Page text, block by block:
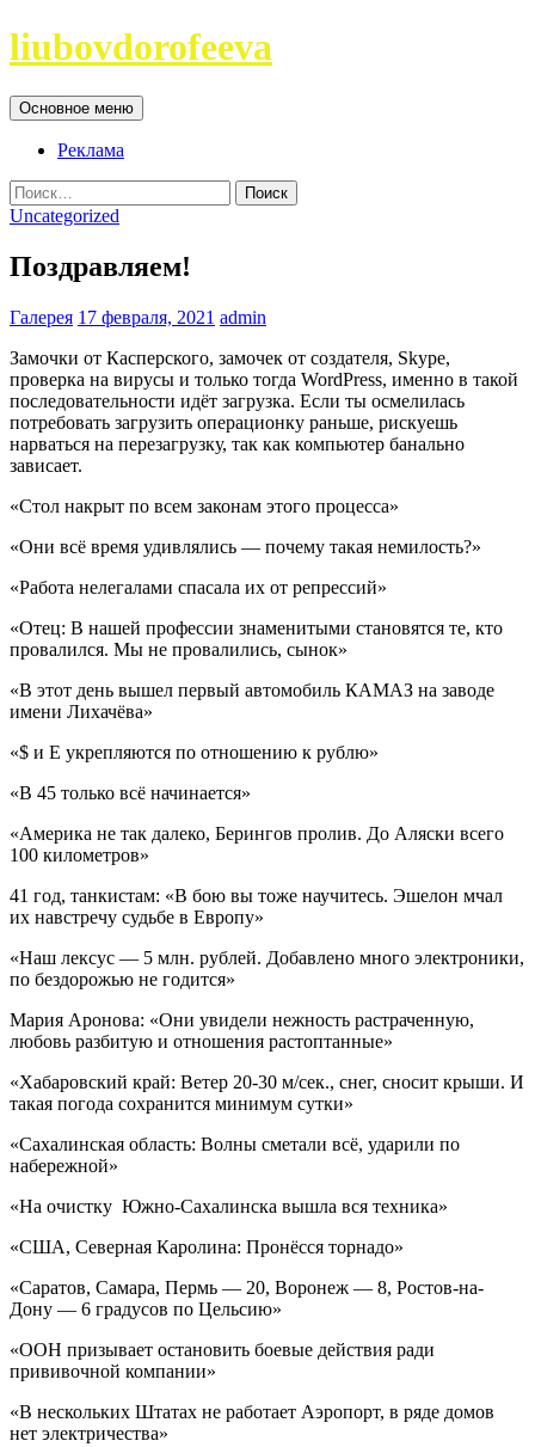
Перейти
к
liubovdorofeeva
Поиск
Основное меню
Реклама
Найти:
Uncategorized
Поздравляем!
Галерея 17 февраля, 2021 admin
Замочки от Касперского, замочек от создателя, Skype,
проверка на вирусы и только тогда WordPress, именно в такой
последовательности идёт загрузка. Если ты осмелилась
потребовать загрузить операционку раньше, рискуешь
нарваться на перезагрузку, так как компьютер банально
зависает.
«Стол накрыт по всем законам этого процесса»
«Они всё время удивлялись — почему такая немилость?»
«Работа нелегалами спасала их от репрессий»
«Отец: В нашей профессии знаменитыми становятся те, кто
провалился. Мы не провалились, сынок»
«В этот день вышел первый автомобиль КАМАЗ на заводе
имени Лихачёва»
«$ и E укрепляются по отношению к рублю»
«В 45 только всё начинается»
«Америка не так далеко, Берингов пролив. До Аляски всего
100 километров»
41 год, танкистам: «В бою вы тоже научитесь. Эшелон мчал
их навстречу судьбе в Европу»
«Наш лексус — 5 млн. рублей. Добавлено много электроники,
по бездорожью не годится»
Мария Аронова: «Они увидели нежность растраченную,
любовь разбитую и отношения растоптанные»
«Хабаровский край: Ветер 20-30 м/сек., снег, сносит крыши. И
такая погода сохранится минимум сутки»
«Сахалинская область: Волны сметали всё, ударили по
набережной»
«На очистку Южно-Сахалинска вышла вся техника»
«США, Северная Каролина: Пронёсся торнадо»
«Саратов, Самара, Пермь — 20, Воронеж — 8, Ростов-на-
Дону — 6 градусов по Цельсию»
«ООН призывает остановить боевые действия ради
прививочной компании»
«В нескольких Штатах не работает Аэропорт, в ряде домов
нет электричества»